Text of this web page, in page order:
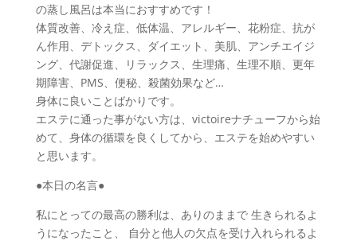
の蒸し風呂は本当におすすめです！
体質改善、冷え症、低体温、アレルギー、花粉症、抗が
ん作用、デトックス、ダイエット、美肌、アンチエイジ
ング、代謝促進、リラックス、生理痛、生理不順、更年
期障害、PMS、便秘、殺菌効果など…
身体に良いことばかりです。
エステに通った事がない方は、victoireナチューフから始
めて、身体の循環を良くしてから、エステを始めやすい
と思います。
●本日の名言●
私にとっての最高の勝利は、ありのままで 生きられるよ
うになったこと、 自分と他人の欠点を受け入れられるよ